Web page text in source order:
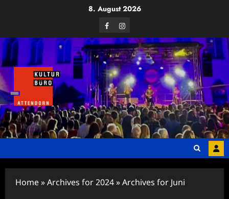
8. August 2026
FacebookInstagram
Home»Archives for 2024»Archives for Juni